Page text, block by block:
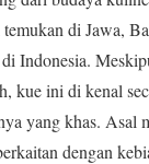
di Jawa,
Indonesia.
kue ini di kenal
yang khas. Asal
dengan